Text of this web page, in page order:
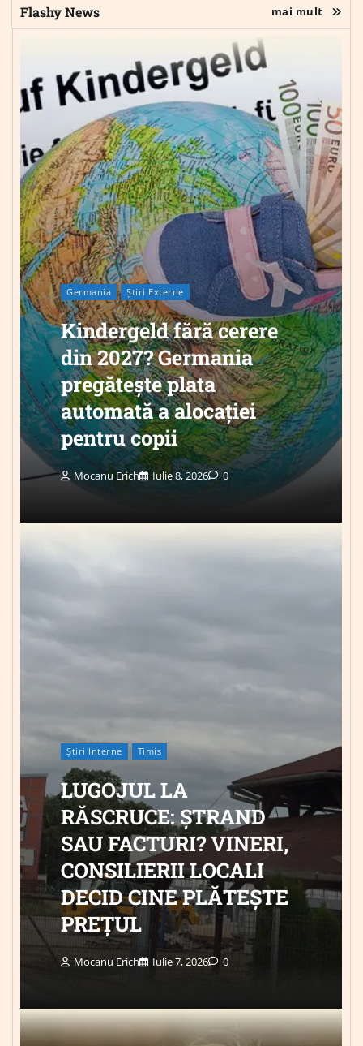
Flashy News mai mult
Germania Știri Externe
Kindergeld fără cerere
din 2027? Germania
pregătește plata
automată a alocației
pentru copii
Mocanu Erich Iulie 8, 2026 0
Știri Interne Timis
LUGOJUL LA
RĂSCRUCE: ȘTRAND
SAU FACTURI? VINERI,
CONSILIERII LOCALI
DECID CINE PLĂTEȘTE
PREȚUL
Mocanu Erich Iulie 7, 2026 0